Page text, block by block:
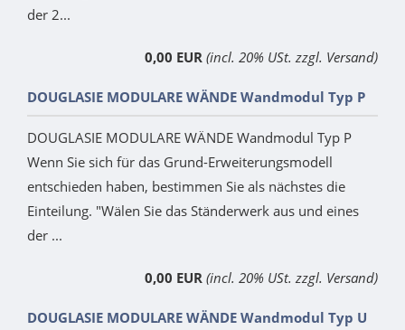
der 2...
0,00 EUR (incl. 20% USt. zzgl. Versand)
DOUGLASIE MODULARE WÄNDE Wandmodul Typ P
DOUGLASIE MODULARE WÄNDE Wandmodul Typ P
Wenn Sie sich für das Grund-Erweiterungsmodell
entschieden haben, bestimmen Sie als nächstes die
Einteilung. "Wälen Sie das Ständerwerk aus und eines
der ...
0,00 EUR (incl. 20% USt. zzgl. Versand)
DOUGLASIE MODULARE WÄNDE Wandmodul Typ U